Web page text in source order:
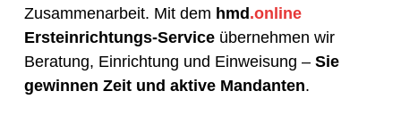
Zusammenarbeit. Mit dem hmd .online
Ersteinrichtungs-Serviceübernehmen wir
Beratung, Einrichtung und Einweisung – Sie
gewinnen Zeit und aktive Mandanten.